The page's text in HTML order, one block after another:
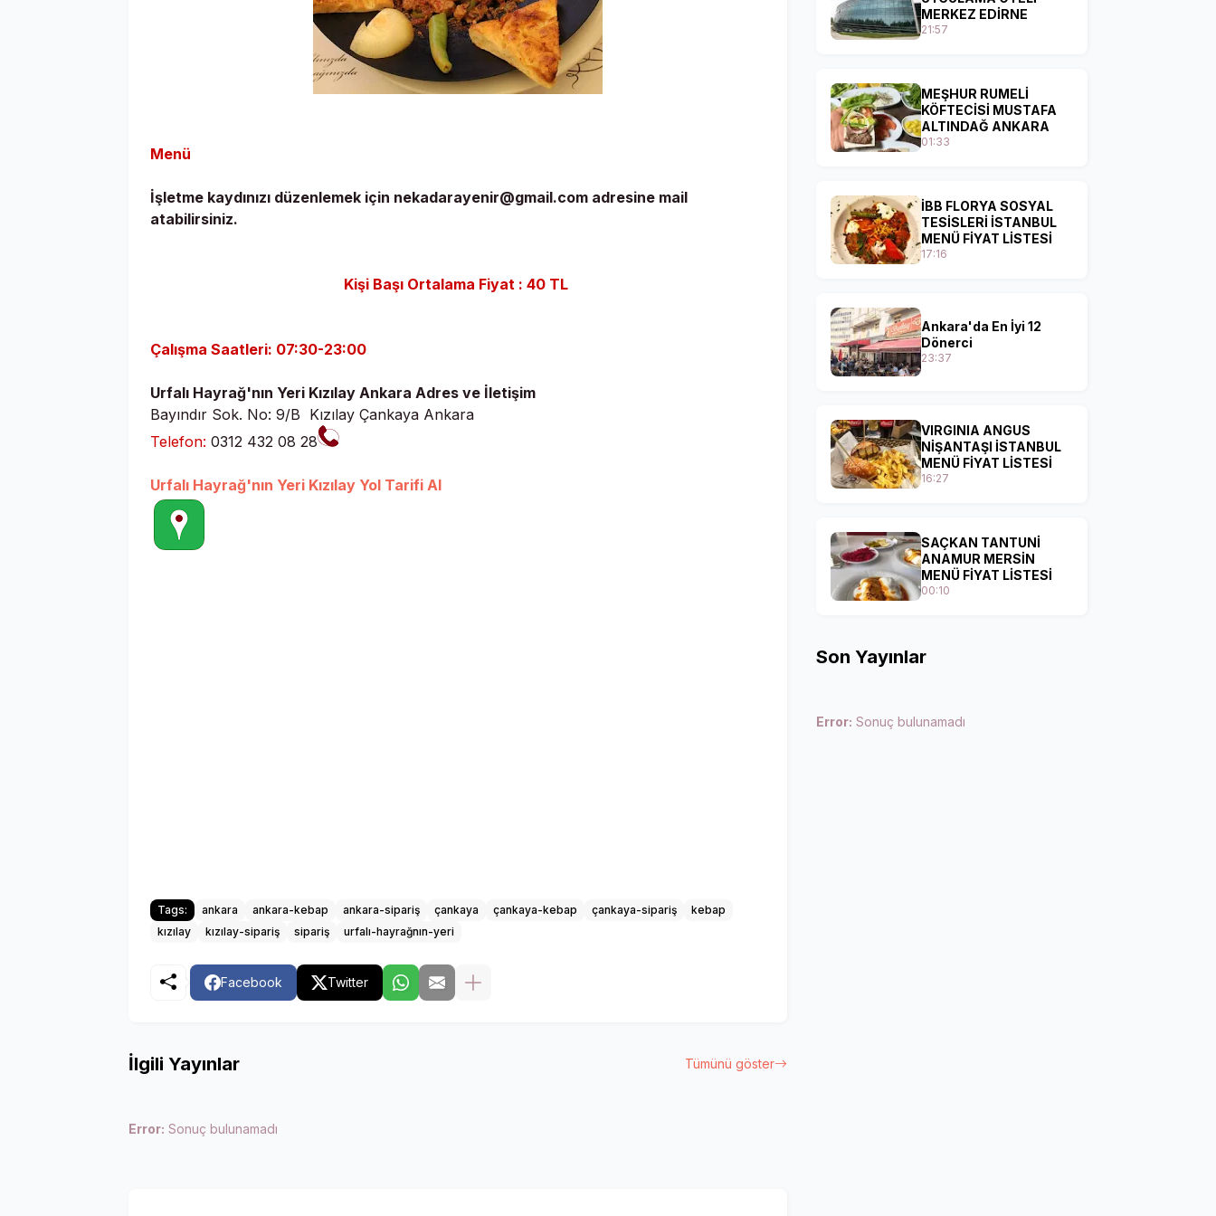
Menü
İşletme kaydınızı düzenlemek için nekadarayenir@gmail.com adresine mail
atabilirsiniz.
Kişi Başı Ortalama Fiyat : 40 TL
Çalışma Saatleri: 07:30-23:00
Urfalı Hayrağ'nın Yeri Kızılay Ankara Adres ve İletişim
Bayındır Sok. No: 9/B Kızılay Çankaya Ankara
Telefon: 0312 432 08 28
Urfalı Hayrağ'nın Yeri Kızılay Yol Tarifi Al
Tags: ankara ankara-kebap ankara-sipariş çankaya çankaya-kebap çankaya-sipariş
kebap
kızılay
kızılay-sipariş sipariş urfalı-hayrağnın-yeri
Facebook Twitter
İlgili Yayınlar Tümünü göster
Error: Sonuç bulunamadı
MERKEZ EDİRNE
21:57
MEŞHUR RUMELİ
KÖFTECİSİ MUSTAFA
ALTINDAĞ ANKARA
01:33
İBB FLORYA SOSYAL
TESİSLERİ İSTANBUL
MENÜ FİYAT LİSTESİ
17:16
Ankara'da En İyi 12
Dönerci
23:37
VIRGINIA ANGUS
NİŞANTAŞI İSTANBUL
MENÜ FİYAT LİSTESİ
16:27
SAÇKAN TANTUNİ
ANAMUR MERSİN
MENÜ FİYAT LİSTESİ
00:10
Son Yayınlar
Error: Sonuç bulunamadı